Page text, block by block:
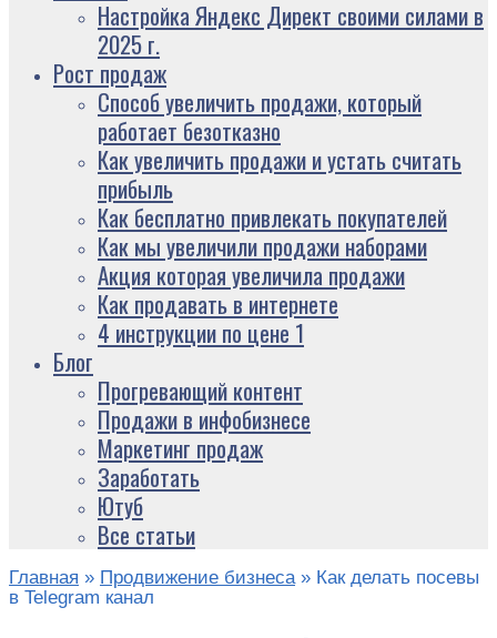
Настройка Яндекс Директ своими силами в
2025 г.
Рост продаж
Способ увеличить продажи, который
работает безотказно
Как увеличить продажи и устать считать
прибыль
Как бесплатно привлекать покупателей
Как мы увеличили продажи наборами
Акция которая увеличила продажи
Как продавать в интернете
4 инструкции по цене 1
Блог
Прогревающий контент
Продажи в инфобизнесе
Маркетинг продаж
Заработать
Ютуб
Все статьи
Главная » Продвижение бизнеса » Как делать посевы
в Telegram канал